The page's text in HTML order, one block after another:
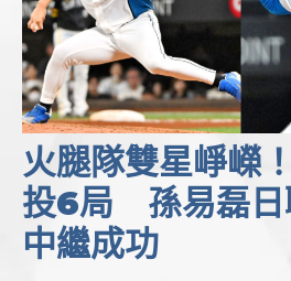
火腿隊雙星崢嶸
投6局 孫易磊日
中繼成功